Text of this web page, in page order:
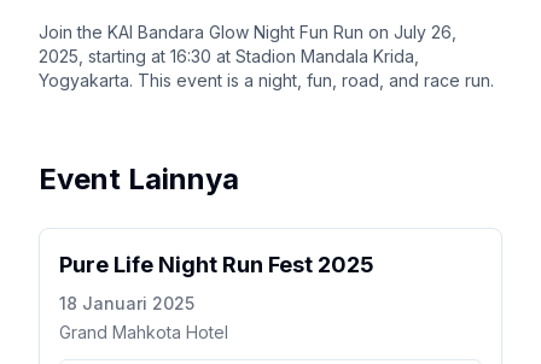
Join the KAI Bandara Glow Night Fun Run on July 26,
2025, starting at 16:30 at Stadion Mandala Krida,
Yogyakarta. This event is a night, fun, road, and race run.
Event Lainnya
Pure Life Night Run Fest 2025
18 Januari 2025
Grand Mahkota Hotel